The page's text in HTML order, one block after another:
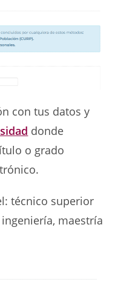
con tus datos y
donde
o grado
técnico superior
maestría